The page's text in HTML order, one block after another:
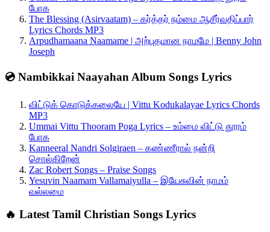
போக
The Blessing (Asirvaatam) – கர்த்தர் நம்மை ஆசீர்வதிப்பார்
Lyrics Chords MP3
Arpudhamaana Naamame | அற்புதமான நாமமே | Benny John
Joseph
💿 Nambikkai Naayahan Album Songs Lyrics
விட்டுக் கொடுக்கலையே | Vittu Kodukalayae Lyrics Chords
MP3
Ummai Vittu Thooram Poga Lyrics – உம்மை விட்டு தூரம்
போக
Kanneeral Nandri Solgiraen – கண்ணீரால் நன்றி
சொல்கிறேன்
Zac Robert Songs – Praise Songs
Yesuvin Naamam Vallamaiyulla – இயேசுவின் நாமம்
வல்லமை
🔥 Latest Tamil Christian Songs Lyrics